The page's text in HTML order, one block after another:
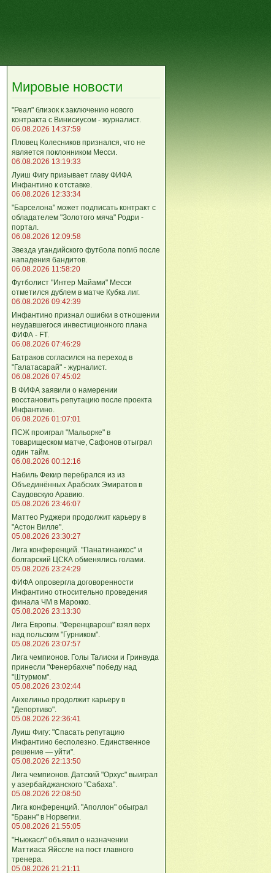
Мировые новости
"Реал" близок к заключению нового
контракта с Винисиусом - журналист.
06.08.2026 14:37:59
Пловец Колесников признался, что не
является поклонником Месси.
06.08.2026 13:19:33
Луиш Фигу призывает главу ФИФА
Инфантино к отставке.
06.08.2026 12:33:34
"Барселона" может подписать контракт с
обладателем "Золотого мяча" Родри -
портал.
06.08.2026 12:09:58
Звезда угандийского футбола погиб после
нападения бандитов.
06.08.2026 11:58:20
Футболист "Интер Майами" Месси
отметился дублем в матче Кубка лиг.
06.08.2026 09:42:39
Инфантино признал ошибки в отношении
неудавшегося инвестиционного плана
ФИФА - FT.
06.08.2026 07:46:29
Батраков согласился на переход в
"Галатасарай" - журналист.
06.08.2026 07:45:02
В ФИФА заявили о намерении
восстановить репутацию после проекта
Инфантино.
06.08.2026 01:07:01
ПСЖ проиграл "Мальорке" в
товарищеском матче, Сафонов отыграл
один тайм.
06.08.2026 00:12:16
Набиль Фекир перебрался из из
Объединённых Арабских Эмиратов в
Саудовскую Аравию.
05.08.2026 23:46:07
Маттео Руджери продолжит карьеру в
"Астон Вилле".
05.08.2026 23:30:27
Лига конференций. "Панатинаикос" и
болгарский ЦСКА обменялись голами.
05.08.2026 23:24:29
ФИФА опровергла договоренности
Инфантино относительно проведения
финала ЧМ в Марокко.
05.08.2026 23:13:30
Лига Европы. "Ференцварош" взял верх
над польским "Гурником".
05.08.2026 23:07:57
Лига чемпионов. Голы Талиски и Гринвуда
принесли "Фенербахче" победу над
"Штурмом".
05.08.2026 23:02:44
Анхелиньо продолжит карьеру в
"Депортиво".
05.08.2026 22:36:41
Луиш Фигу: "Спасать репутацию
Инфантино бесполезно. Единственное
решение — уйти".
05.08.2026 22:13:50
Лига чемпионов. Датский "Орхус" выиграл
у азербайджанского "Сабаха".
05.08.2026 22:08:50
Лига конференций. "Аполлон" обыграл
"Бранн" в Норвегии.
05.08.2026 21:55:05
"Ньюкасл" объявил о назначении
Маттиаса Яйссле на пост главного
тренера.
05.08.2026 21:21:11